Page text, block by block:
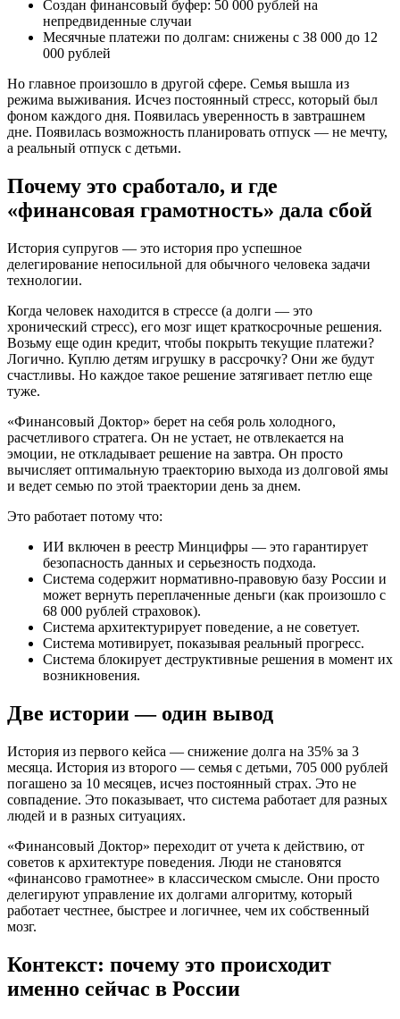
Создан финансовый буфер: 50 000 рублей на
непредвиденные случаи
Месячные платежи по долгам: снижены с 38 000 до 12
000 рублей
Но главное произошло в другой сфере. Семья вышла из
режима выживания. Исчез постоянный стресс, который был
фоном каждого дня. Появилась уверенность в завтрашнем
дне. Появилась возможность планировать отпуск — не мечту,
а реальный отпуск с детьми.
Почему это сработало, и где
«финансовая грамотность» дала сбой
История супругов — это история про успешное
делегирование непосильной для обычного человека задачи
технологии.
Когда человек находится в стрессе (а долги — это
хронический стресс), его мозг ищет краткосрочные решения.
Возьму еще один кредит, чтобы покрыть текущие платежи?
Логично. Куплю детям игрушку в рассрочку? Они же будут
счастливы. Но каждое такое решение затягивает петлю еще
туже.
«Финансовый Доктор» берет на себя роль холодного,
расчетливого стратега. Он не устает, не отвлекается на
эмоции, не откладывает решение на завтра. Он просто
вычисляет оптимальную траекторию выхода из долговой ямы
и ведет семью по этой траектории день за днем.
Это работает потому что:
ИИ включен в реестр Минцифры — это гарантирует
безопасность данных и серьезность подхода.
Система содержит нормативно-правовую базу России и
может вернуть переплаченные деньги (как произошло с
68 000 рублей страховок).
Система архитектурирует поведение, а не советует.
Система мотивирует, показывая реальный прогресс.
Система блокирует деструктивные решения в момент их
возникновения.
Две истории — один вывод
История из первого кейса — снижение долга на 35% за 3
месяца. История из второго — семья с детьми, 705 000 рублей
погашено за 10 месяцев, исчез постоянный страх. Это не
совпадение. Это показывает, что система работает для разных
людей и в разных ситуациях.
«Финансовый Доктор» переходит от учета к действию, от
советов к архитектуре поведения. Люди не становятся
«финансово грамотнее» в классическом смысле. Они просто
делегируют управление их долгами алгоритму, который
работает честнее, быстрее и логичнее, чем их собственный
мозг.
Контекст: почему это происходит
именно сейчас в России